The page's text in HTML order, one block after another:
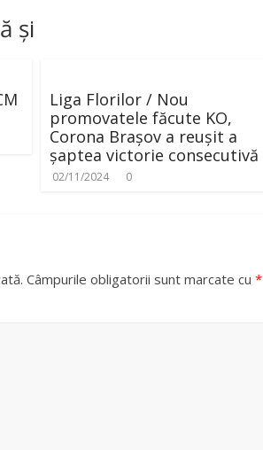
și
Liga Florilor / Nou
promovatele făcute KO,
Corona Brașov a reușit a
șaptea victorie consecutivă
02/11/2024 0
Câmpurile obligatorii sunt marcate cu *